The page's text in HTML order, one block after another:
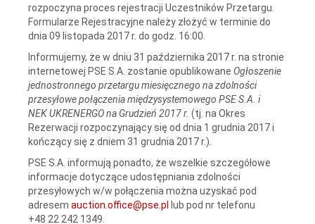
rozpoczyna proces rejestracji Uczestników Przetargu.
Formularze Rejestracyjne należy złożyć w terminie do
dnia 09 listopada 2017 r. do godz. 16:00.
Informujemy, że w dniu 31 października 2017 r. na stronie
internetowej PSE S.A. zostanie opublikowane Ogłoszenie
jednostronnego przetargu miesięcznego na zdolności
przesyłowe połączenia międzysystemowego PSE S.A. i
NEK UKRENERGO na Grudzień 2017 r. (tj. na Okres
Rezerwacji rozpoczynający się od dnia 1 grudnia 2017 i
kończący się z dniem 31 grudnia 2017 r.).
PSE S.A. informują ponadto, że wszelkie szczegółowe
informacje dotyczące udostępniania zdolności
przesyłowych w/w połączenia można uzyskać pod
adresem auction.office@pse.pl
lub pod nr telefonu
+48 22 242 1349.